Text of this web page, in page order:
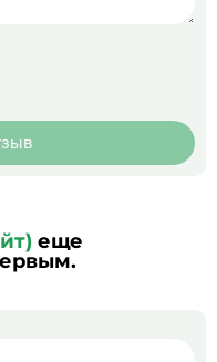
еще